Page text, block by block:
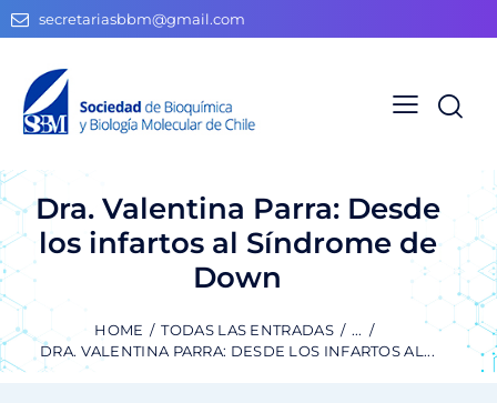
secretariasbbm@gmail.com
Dra. Valentina Parra: Desde
los infartos al Síndrome de
Down
HOME TODAS LAS ENTRADAS
...
DRA. VALENTINA PARRA: DESDE LOS INFARTOS AL...